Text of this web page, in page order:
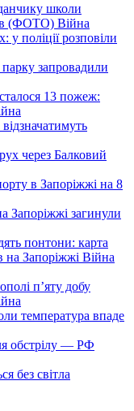
школи
(ФОТО) Війна
у поліції розповіли
парку запровадили
13 пожеж:
через Балковий
в Запоріжжі на 8
Запоріжжі загинули
понтони: карта
на Запоріжжі Війна
п’яту добу
температура впаде
обстрілу — РФ
без світла